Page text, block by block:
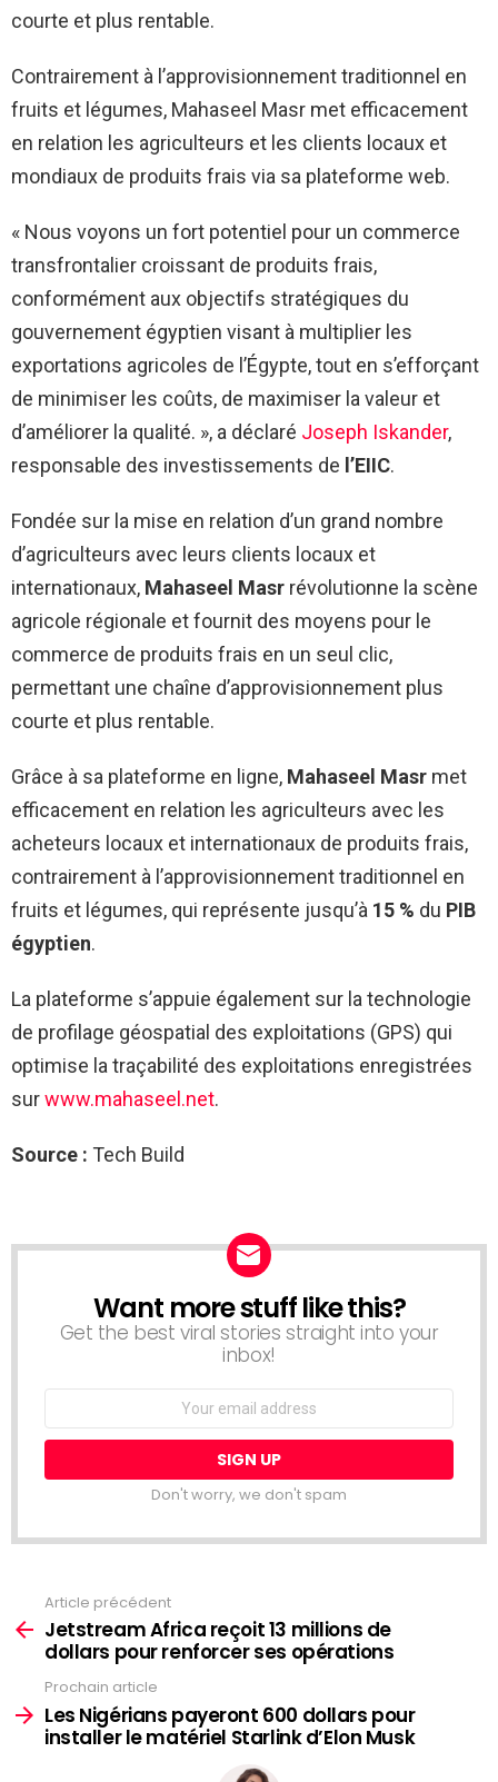
courte et plus rentable.
Contrairement à l’approvisionnement traditionnel en
fruits et légumes, Mahaseel Masr met efficacement
en relation les agriculteurs et les clients locaux et
mondiaux de produits frais via sa plateforme web.
« Nous voyons un fort potentiel pour un commerce
transfrontalier croissant de produits frais,
conformément aux objectifs stratégiques du
gouvernement égyptien visant à multiplier les
exportations agricoles de l’Égypte, tout en s’efforçant
de minimiser les coûts, de maximiser la valeur et
d’améliorer la qualité. », a déclaré Joseph Iskander,
responsable des investissements de l’EIIC.
Fondée sur la mise en relation d’un grand nombre
d’agriculteurs avec leurs clients locaux et
internationaux, Mahaseel Masr révolutionne la scène
agricole régionale et fournit des moyens pour le
commerce de produits frais en un seul clic,
permettant une chaîne d’approvisionnement plus
courte et plus rentable.
Grâce à sa plateforme en ligne, Mahaseel Masr met
efficacement en relation les agriculteurs avec les
acheteurs locaux et internationaux de produits frais,
contrairement à l’approvisionnement traditionnel en
fruits et légumes, qui représente jusqu’à 15 % du PIB
égyptien.
La plateforme s’appuie également sur la technologie
de profilage géospatial des exploitations (GPS) qui
optimise la traçabilité des exploitations enregistrées
surwww.mahaseel.net.
Source : Tech Build
NEWSLETTER
Want more stuff like this?
Get the best viral stories straight into your
inbox!
Email
Don't worry, we don't spam
plus
Article précédent
Jetstream Africa reçoit 13 millions de
dollars pour renforcer ses opérations
Prochain article
Les Nigérians payeront 600 dollars pour
installer le matériel Starlink d’Elon Musk